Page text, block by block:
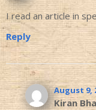
I read an article in
Reply
August 9,
Kiran